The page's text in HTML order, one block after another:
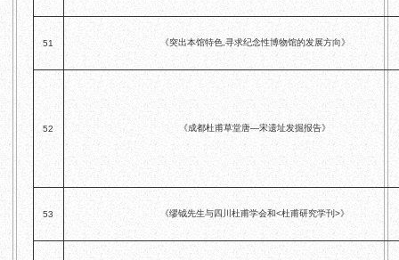
51 《突出本馆特色,寻求纪念性博物馆的发展方向》
52 《成都杜甫草堂唐—宋遗址发掘报告》
53 《缪钺先生与四川杜甫学会和<杜甫研究学刊>》